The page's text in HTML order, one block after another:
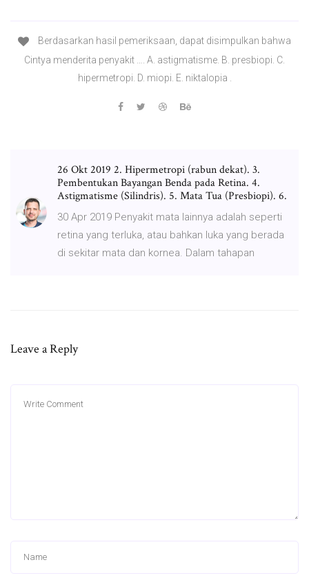
Berdasarkan hasil pemeriksaan, dapat disimpulkan bahwa
Cintya menderita penyakit …. A. astigmatisme. B. presbiopi. C.
hipermetropi. D. miopi. E. niktalopia .
26 Okt 2019 2. Hipermetropi (rabun dekat). 3.
Pembentukan Bayangan Benda pada Retina. 4.
Astigmatisme (Silindris). 5. Mata Tua (Presbiopi). 6.
30 Apr 2019 Penyakit mata lainnya adalah seperti
retina yang terluka, atau bahkan luka yang berada
di sekitar mata dan kornea. Dalam tahapan
Leave a Reply